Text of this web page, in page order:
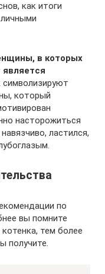
как итоги
в которых
является
символизируют
который
насторожиться
ластился,
по
вы помните
тем более
получите.